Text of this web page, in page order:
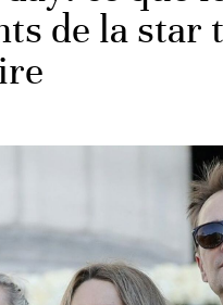
de la star